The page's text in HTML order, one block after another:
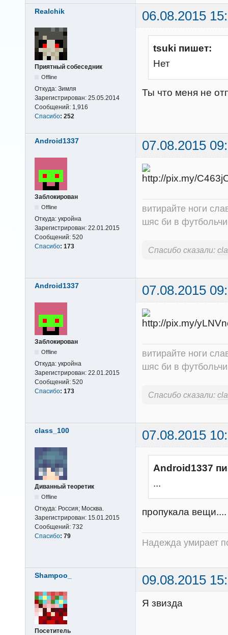
Realchik 06.08.2015
Приятный собеседник
Offline
Откуда: Зимля
Зарегистрирован: 25.05.2014
Сообщений: 1,916
Спасибо: 252
tsuki пишет:
Нет
Ты что меня не
Android1337 07.08.2015
Заблокирован
Offline
Откуда: укройна
Зарегистрирован: 22.01.2015
Сообщений: 520
Спасибо: 173
витирайте ноги
шяс би в
Спасибо сказали:
Android1337 07.08.2015
Заблокирован
Offline
Откуда: укройна
Зарегистрирован: 22.01.2015
Сообщений: 520
Спасибо: 173
витирайте ноги
шяс би в
Спасибо сказали:
class_100 07.08.2015
Диванный теоретик
Offline
Откуда: Россия; Москва.
Зарегистрирован: 15.01.2015
Сообщений: 732
Спасибо: 79
Android1337
...
пропукала
Надежда умирает
Shampoo_ 09.08.2015
Посетитель
Я звизда